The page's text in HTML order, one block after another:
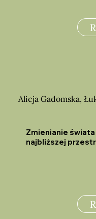
Zmienianie
najbliższej
Alicja Gadomska,